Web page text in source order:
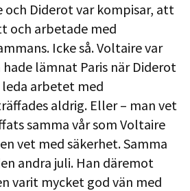
Diderot var kompisar, att
och arbetade med
Icke så. Voltaire var
lämnat Paris när Diderot
arbetet med
aldrig. Eller – man vet
samma vår som Voltaire
vet med säkerhet. Samma
andra juli. Han däremot
varit mycket god vän med